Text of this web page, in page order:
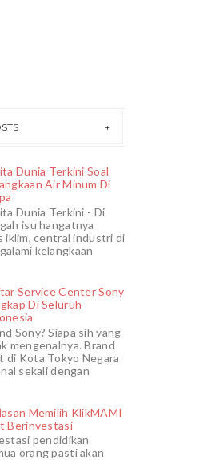
Dunia Terkini Soal
Air Minum Di
Dunia Terkini - Di
isu hangatnya
iklim, central industri di
kelangkaan
Service Center Sony
Di Seluruh
Sony? Siapa sih yang
mengenalnya. Brand
di Kota Tokyo Negara
sekali dengan
Memilih KlikMAMI
Berinvestasi
pendidikan
orang pasti akan